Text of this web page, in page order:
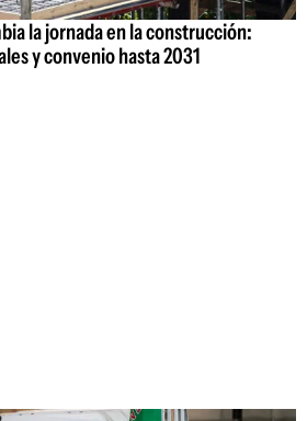
la jornada en la construcción:
y convenio hasta 2031